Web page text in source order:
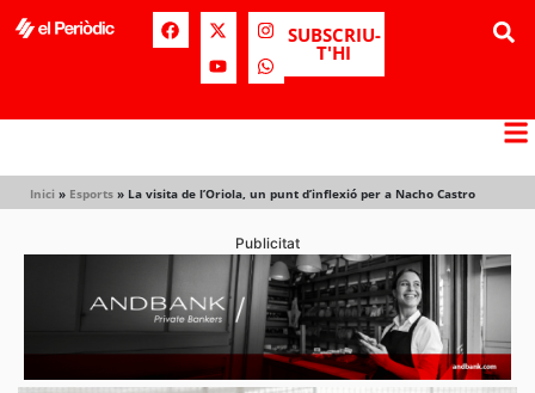
SUBSCRIU-
T'HI
Inici » Esports » La visita de l’Oriola, un punt d’inflexió per a Nacho Castro
Publicitat